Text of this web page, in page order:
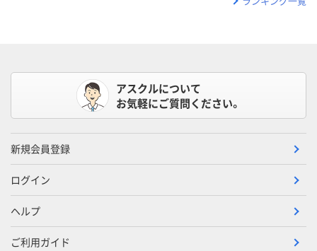
アスクルについて
お気軽にご質問ください。
新規会員登録
ログイン
ヘルプ
ご利用ガイド